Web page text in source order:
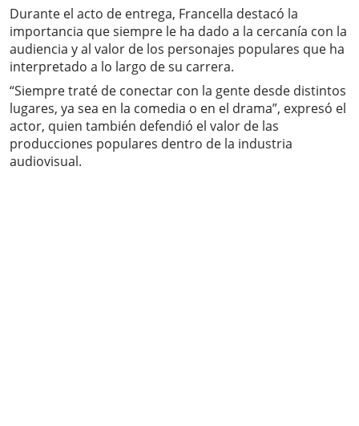
Durante el acto de entrega, Francella destacó la
importancia que siempre le ha dado a la cercanía con la
audiencia y al valor de los personajes populares que ha
interpretado a lo largo de su carrera.
“Siempre traté de conectar con la gente desde distintos
lugares, ya sea en la comedia o en el drama”, expresó el
actor, quien también defendió el valor de las
producciones populares dentro de la industria
audiovisual.